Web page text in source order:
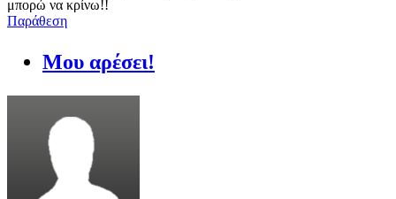
μπορώ να κρίνω!!
Παράθεση
Μου αρέσει!